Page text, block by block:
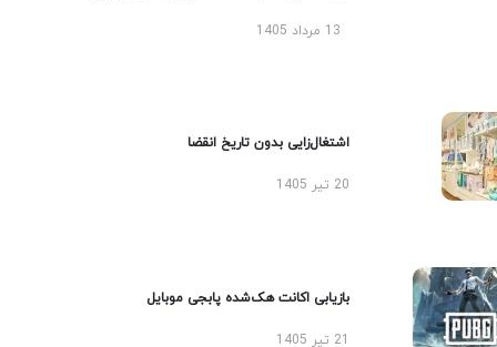
13 مرداد 1405
اشتغال‌زایی بدون تاریخ انقضا
20 تیر 1405
بازیابی اکانت هک‌شده پابجی موبایل